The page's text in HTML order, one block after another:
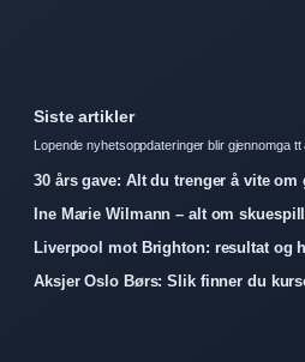
Siste artikler
Lopende nyhetsoppdateringer blir gjennomga
30 års gave: Alt du trenger å vite om
Ine Marie Wilmann – alt om
Liverpool mot Brighton: resultat og
Aksjer Oslo Børs: Slik finner du